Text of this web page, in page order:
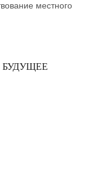
местного